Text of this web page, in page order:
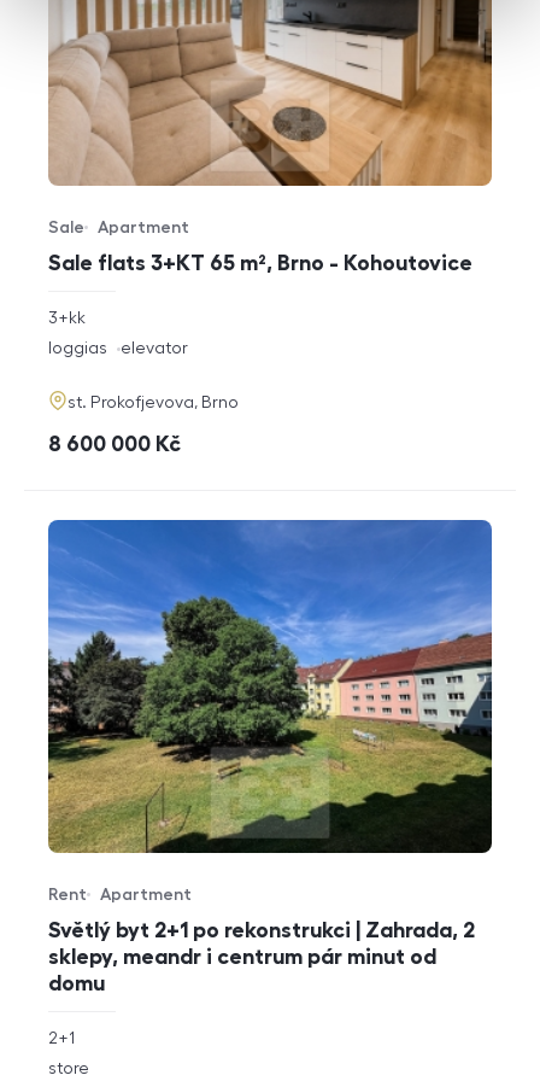
Sale flats 3+KT 65 m², Brno - Kohoutovice
Offer type
Sale
Property type
Apartment
rozměry
disposition
3+kk
funkce
loggias elevator
adresa
st. Prokofjevova, Brno
cena
8 600 000 Kč
Světlý byt 2+1 po rekonstrukci | Zahrada, 2
sklepy, meandr i centrum pár minut od
domu
Offer type
Rent
Property type
Apartment
rozměry
disposition
2+1
funkce
store